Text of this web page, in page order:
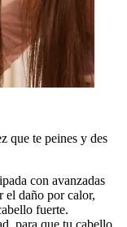
que te peines y des
con avanzadas
el daño por calor,
fuerte.
para que tu cabello